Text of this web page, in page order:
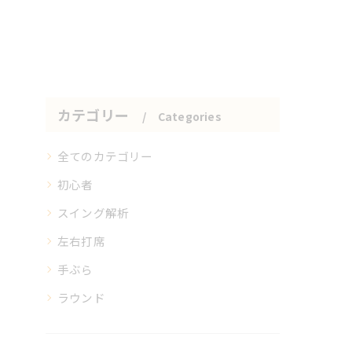
カテゴリー Categories
全てのカテゴリー
初心者
スイング解析
左右打席
手ぶら
ラウンド